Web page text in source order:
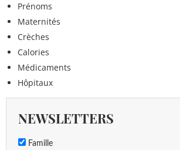
Prénoms
Maternités
Crèches
Calories
Médicaments
Hôpitaux
NEWSLETTERS
Famille